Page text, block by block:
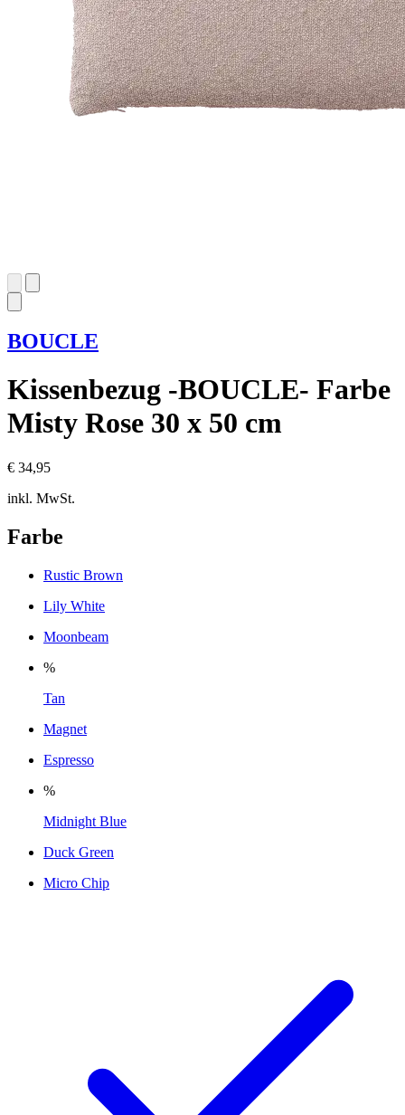
BOUCLE
Kissenbezug -BOUCLE- Farbe
Misty Rose 30 x 50 cm
€ 34,95
inkl. MwSt.
Farbe
Rustic Brown
Lily White
Moonbeam
%
Tan
Magnet
Espresso
%
Midnight Blue
Duck Green
Micro Chip